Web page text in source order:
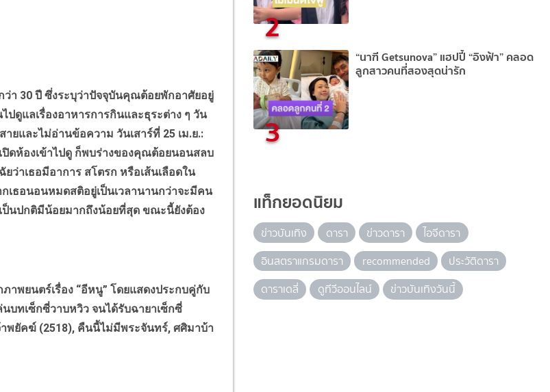
30 ปี ซึ่งระบุว่าปัจจุบันคุณต้อยพักอาศัยอยู่
ปดูแลเรื่องอาหารการกินและธุระต่าง ๆ วัน
ยและไม่อ่านข้อความ วันเสาร์ที่ 25 เม.ย.:
ปิดห้องเข้าไปดู ก็พบร่างของคุณต้อยนอนสลบ
าเธอมีอาการ สโตรก หรือเส้นเลือดใน
เธอนอนหมดสติอยู่เป็นเวลานานกว่าจะมีคน
ป็นปกติมีน้อยมากถึงน้อยที่สุด ขณะนี้ยังต้อง
ยนตร์เรื่อง “อีหนู” โดยแสดงประกบคู่กับ
บทเซ็กซี่วาบหวิว จนได้รับฉายาเซ็กซี่
พยัคฆ์ (2518), คืนนี้ไม่มีพระจันทร์, ศศิมาบ้า
2
3
“นาฑี Getsunova” แฮปปี้ “อิงฟ้า” คลอด
ลูกสาวคนที่สองสุดน่ารัก
แท็กยอดนิยม
ข่าวบันเทิง ดารา ข่าวดารา
ไอจีดารา
อินสตราแกรมดารา
recommended
ประวัติดารา
ดาราเดลี่
ดูทีวีออนไลน์ ข่าวบันเทิงวันนี้